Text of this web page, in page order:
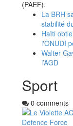
(PAEF).
La BRH
stabilité
Haïti
l'ONUDI
Walter
l’AGD
Sport
0 comments